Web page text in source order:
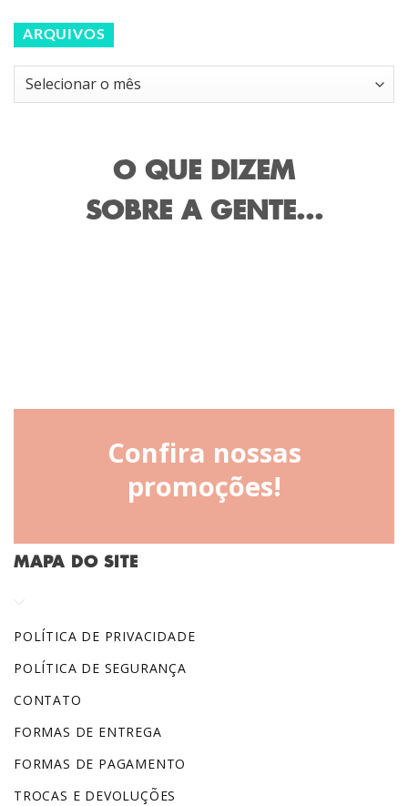
ARQUIVOS
Arquivos
O QUE DIZEM
SOBRE A GENTE...
Confira nossas
promoções!
MAPA DO SITE
POLÍTICA DE PRIVACIDADE
POLÍTICA DE SEGURANÇA
CONTATO
FORMAS DE ENTREGA
FORMAS DE PAGAMENTO
TROCAS E DEVOLUÇÕES